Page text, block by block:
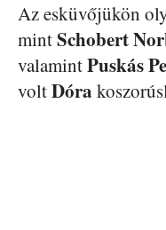
Az esküvőjükön
mintSchobert
valamintPuskás
voltDóra